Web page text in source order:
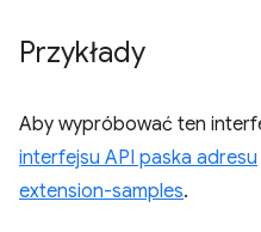
Przykłady
Aby wypróbować ten
interfejsu API paska adresu
extension-samples.